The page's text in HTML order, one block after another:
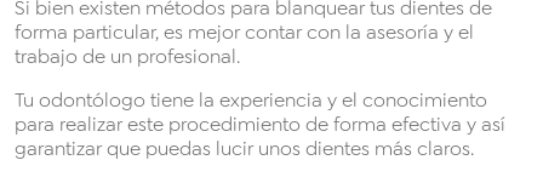
Si bien existen métodos para blanquear tus dientes de
forma particular, es mejor contar con la asesoría y el
trabajo de un profesional.
Tu odontólogo tiene la experiencia y el conocimiento
para realizar este procedimiento de forma efectiva y así
garantizar que puedas lucir unos dientes más claros.